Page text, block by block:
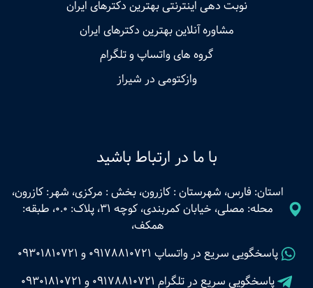
نوبت‌ دهی اینترنتی بهترین دکترهای ایران
مشاوره آنلاین بهترین دکترهای ایران
گروه های واتساپ و تلگرام
وازکتومی در شیراز
با ما در ارتباط باشید
استان: فارس، شهرستان : کازرون، بخش : مرکزی، شهر: کازرون،
محله: مصلی، خیابان کمربندی، کوچه 31، پلاک: 0.0، طبقه:
همکف،
پاسخگویی سریع در واتساپ 09178810721 و 09301810721
پاسخگویی سریع در تلگرام 09178810721 و 09301810721